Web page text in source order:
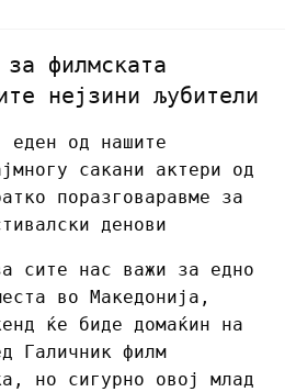
филмската
нејзини љубители
еден од нашите
сакани актери од
поразговаравме за
денови
сите нас важи за едно
во Македонија,
ќе биде домаќин на
Галичник филм
но сигурно овој млад